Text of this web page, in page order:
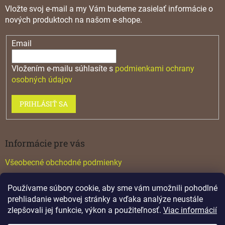
Používame súbory cookie, aby sme vám umožnili pohodlné
prehliadanie webovej stránky a vďaka analýze neustále
zlepšovali jej funkcie, výkon a použiteľnosť. Viac informácií
Vložte svoj e-mail a my Vám budeme zasielať informácie o
nových produktoch na našom e-shope.
Email
Vložením e-mailu súhlasíte s podmienkami ochrany
osobných údajov
PRIHLÁSIŤ SA
Informácie pre vás
Všeobecné obchodné podmienky
Katalógy